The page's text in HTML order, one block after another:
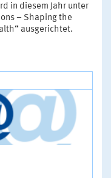
in diesem Jahr unter
– Shaping the
ausgerichtet.